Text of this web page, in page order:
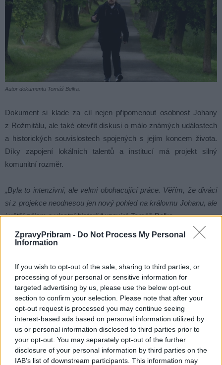
ZpravyPribram - Do Not Process My Personal
Information
If you wish to opt-out of the sale, sharing to third parties, or
processing of your personal or sensitive information for
targeted advertising by us, please use the below opt-out
section to confirm your selection. Please note that after your
opt-out request is processed you may continue seeing
interest-based ads based on personal information utilized by
us or personal information disclosed to third parties prior to
your opt-out. You may separately opt-out of the further
disclosure of your personal information by third parties on the
IAB’s list of downstream participants. This information may
Autor dokumentu Tomáš Belka.
Dokument si klade za cíl nejen připomenout osobnost Johany
z Rožmitálu, ale také otevřít diskusi o málo známých událostech
a historických souvislostech spojených s jejím koncem života.
Díky zapojení lokálních talentů a institucí má projekt silný
komunitní rozměr.
„Byla to intenzivní, ale velmi obohacující práce. Věřím, že diváci
si z projekce neodnesou jen nový pohled na královnu Johanu, ale
i větší zájem o vlastní historii,“uzavírá Tomáš Belka.
Kostel ve Starém Rožmitále.